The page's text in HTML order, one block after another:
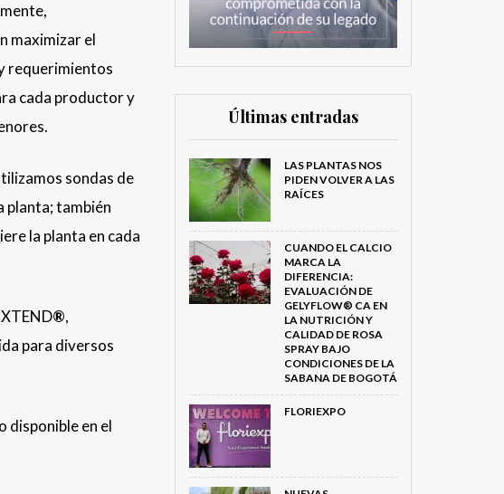
maximizar el
requerimientos
cada productor y
sondas de
planta; también
la planta en cada
®,
para diversos
disponible en el
Últimas entradas
LAS PLANTAS NOS
PIDEN VOLVER A LAS
RAÍCES
CUANDO EL CALCIO
MARCA LA
DIFERENCIA:
EVALUACIÓN DE
GELYFLOW® CA EN
LA NUTRICIÓN Y
CALIDAD DE ROSA
SPRAY BAJO
CONDICIONES DE LA
SABANA DE BOGOTÁ
FLORIEXPO